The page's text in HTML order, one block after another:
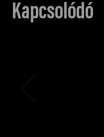
Kapcsolódó